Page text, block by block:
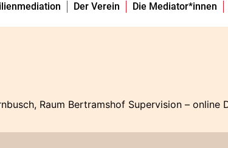
Der Verein Die Mediator*innen
Raum Bertramshof Supervision – online